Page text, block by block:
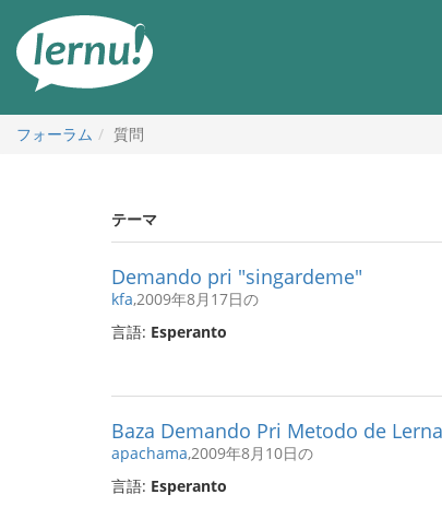
フォーラム 質問
テーマ
Demando pri "singardeme"
kfa,2009年8月17日の
言語: Esperanto
Baza Demando Pri Metodo de
apachama,2009年8月10日の
言語: Esperanto